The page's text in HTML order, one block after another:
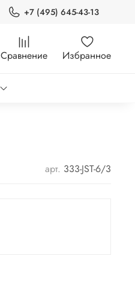
+7 (495) 645-43-13
Сравнение Избранное
арт. 333-JST-6/3